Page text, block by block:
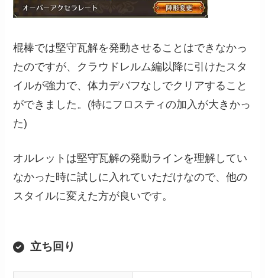
棍棒では堅守瓦解を発動させることはできなかっ
たのですが、クラウドレルム編以降に引けたスタ
イルが強力で、体力デバフなしでクリアすること
ができました。(特にフロスティの加入が大きかっ
た)
オルレットは堅守瓦解の発動ラインを理解してい
なかった時に試しに入れていただけなので、他の
スタイルに変えた方が良いです。
立ち回り